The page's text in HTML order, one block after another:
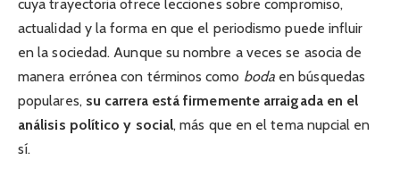
cuya trayectoria ofrece lecciones sobre compromiso,
actualidad y la forma en que el periodismo puede influir
en la sociedad. Aunque su nombre a veces se asocia de
manera errónea con términos como bodaen búsquedas
populares, su carrera está firmemente arraigada en el
análisis político y social, más que en el tema nupcial en
sí.